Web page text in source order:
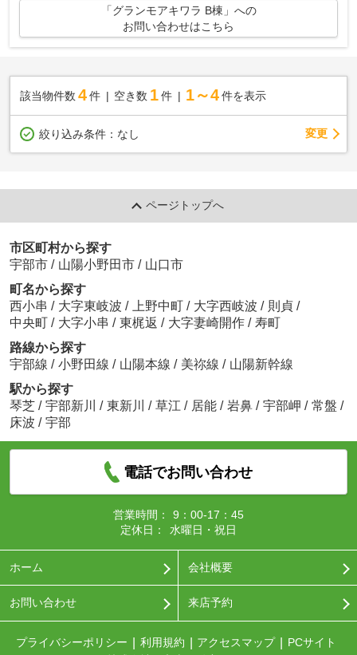
「グランモアキワラ B棟」への
お問い合わせはこちら
該当物件数 4件 空き数 1 件 1～4 件を表示
絞り込み条件： なし 変更
ページトップへ
市区町村から探す
宇部市 / 山陽小野田市 / 山口市
町名から探す
西小串 / 大字東岐波 / 上野中町 / 大字西岐波 / 則貞 /
中央町 / 大字小串 / 東梶返 / 大字妻崎開作 / 寿町
路線から探す
宇部線 / 小野田線 / 山陽本線 / 美祢線 / 山陽新幹線
駅から探す
琴芝 / 宇部新川 / 東新川 / 草江 / 居能 / 岩鼻 / 宇部岬 / 常盤 /
床波 / 宇部
電話でお問い合わせ
営業時間：
9：00-17：45
定休日：
水曜日・祝日
ホーム 会社概要
お問い合わせ 来店予約
プライバシーポリシー 利用規約 アクセスマップ
PCサイト